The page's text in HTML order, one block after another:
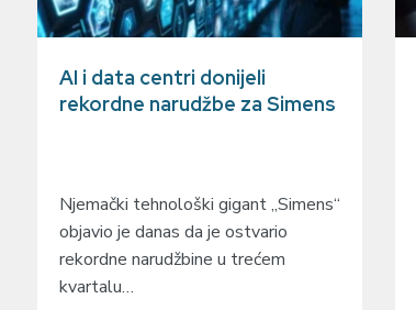
AI i data centri donijeli
rekordne narudžbe za Simens
Njemački tehnološki gigant „Simens“
objavio je danas da je ostvario
rekordne narudžbine u trećem
kvartalu…